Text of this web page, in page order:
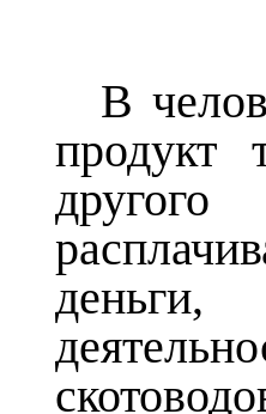
В
продукт